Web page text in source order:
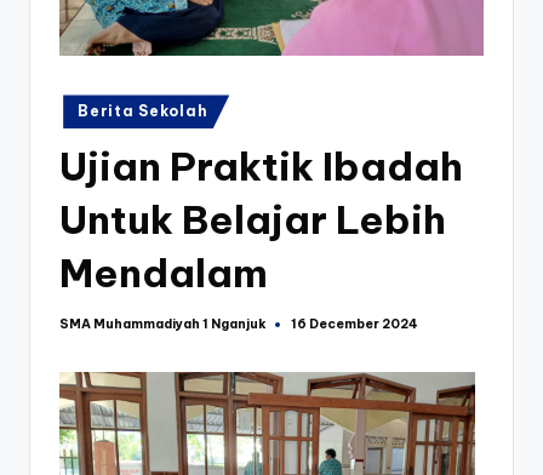
Posted
in
Berita Sekolah
Ujian Praktik Ibadah
Untuk Belajar Lebih
Mendalam
Posted
SMA Muhammadiyah 1 Nganjuk 16 December 2024